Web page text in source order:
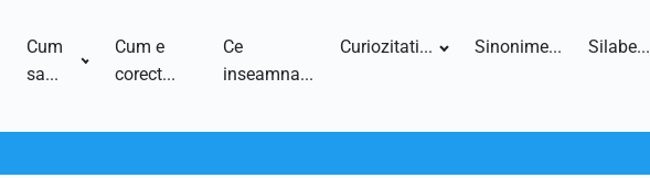
Cum
sa...
Cum e
corect...
Ce
inseamna...
Curiozitati... Sinonime... Silabe...